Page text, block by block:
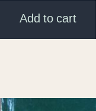
Add to cart